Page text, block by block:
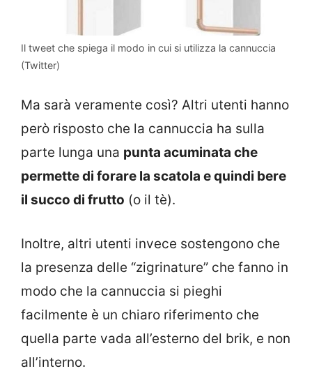
Il tweet che spiega il modo in cui si utilizza la cannuccia
(Twitter)
Ma sarà veramente così? Altri utenti hanno
però risposto che la cannuccia ha sulla
parte lunga una punta acuminata che
permette di forare la scatola e quindi bere
il succo di frutto (o il tè).
Inoltre, altri utenti invece sostengono che
la presenza delle “zigrinature” che fanno in
modo che la cannuccia si pieghi
facilmente è un chiaro riferimento che
quella parte vada all’esterno del brik, e non
all’interno.